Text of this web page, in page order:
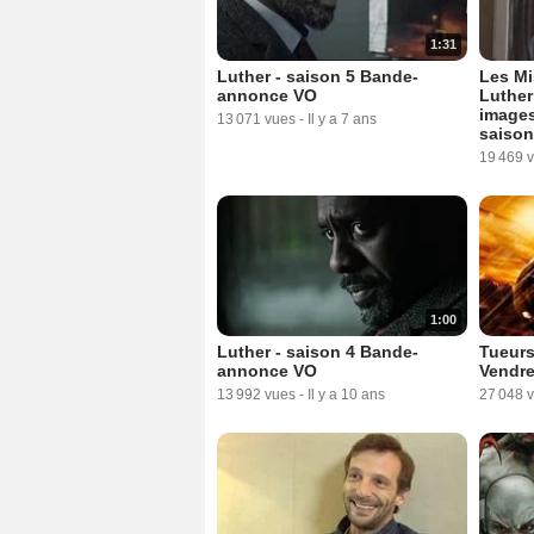
1:31
Luther - saison 5 Bande-
annonce VO
13 071 vues - Il y a 7 ans
Les
19 469
1:00
Luther - saison 4 Bande-
annonce VO
13 992 vues - Il y a 10 ans 27 048